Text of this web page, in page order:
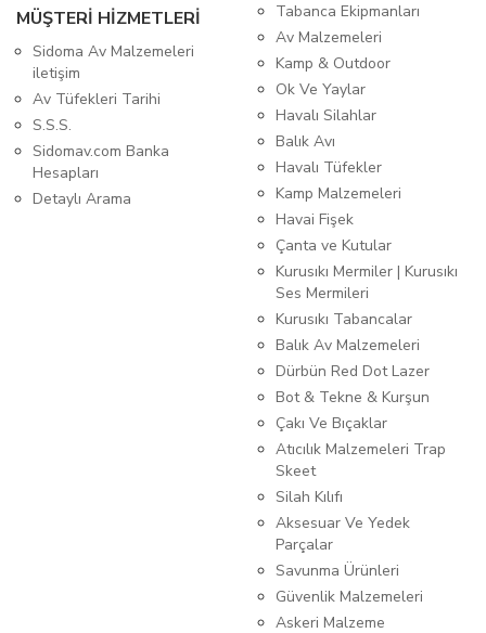
MÜŞTERİ HİZMETLERİ
Sidoma Av Malzemeleri
iletişim
Av Tüfekleri Tarihi
S.S.S.
Sidomav.com Banka
Hesapları
Detaylı Arama
Tabanca Ekipmanları
Av Malzemeleri
Kamp & Outdoor
Ok Ve Yaylar
Havalı Silahlar
Balık Avı
Havalı Tüfekler
Kamp Malzemeleri
Havai Fişek
Çanta ve Kutular
Kurusıkı Mermiler | Kurusıkı
Ses Mermileri
Kurusıkı Tabancalar
Balık Av Malzemeleri
Dürbün Red Dot Lazer
Bot & Tekne & Kurşun
Çakı Ve Bıçaklar
Atıcılık Malzemeleri Trap
Skeet
Silah Kılıfı
Aksesuar Ve Yedek
Parçalar
Savunma Ürünleri
Güvenlik Malzemeleri
Askeri Malzeme